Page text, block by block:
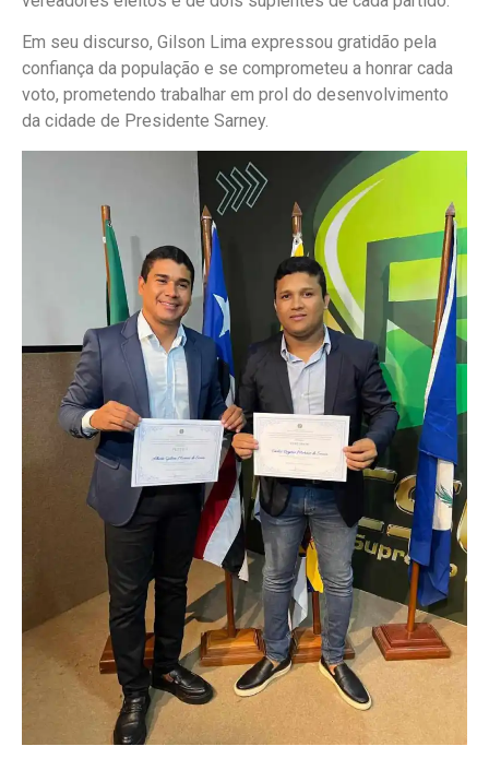
Em seu discurso, Gilson Lima expressou gratidão pela
confiança da população e se comprometeu a honrar cada
voto, prometendo trabalhar em prol do desenvolvimento
da cidade de Presidente Sarney.